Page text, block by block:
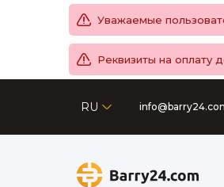
Уважаемые
Реквизиты на оплату
RU